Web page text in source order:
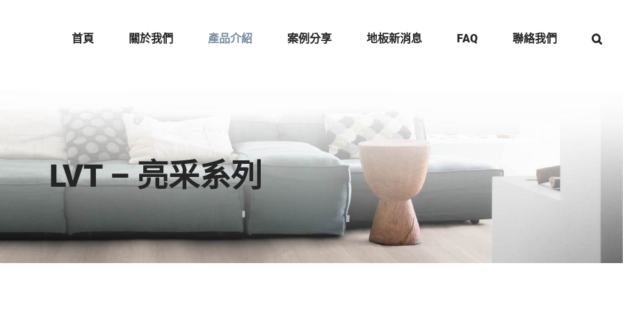
首頁 關於我們 產品介紹 案例分享 地板新消息 FAQ 聯絡我們
LVT – 亮采系列